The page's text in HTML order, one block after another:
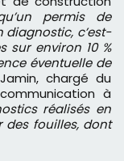
permis de
c’est-
sur environ 10 %
éventuelle de
chargé du
à
réalisés en
des fouilles, dont